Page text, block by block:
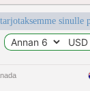
sinulle